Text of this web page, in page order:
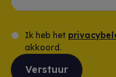
Ik heb het
akkoord.
Verstuur